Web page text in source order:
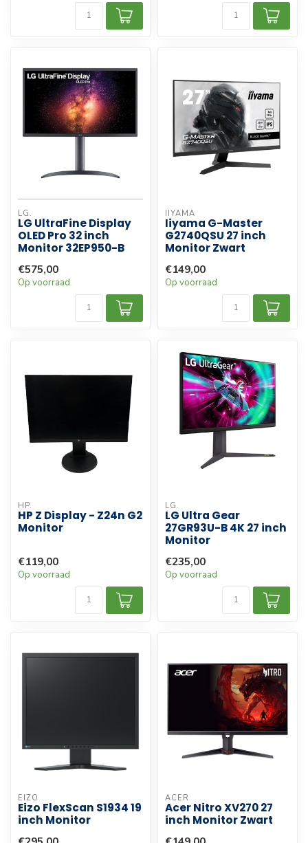
LG.
LG UltraFine Display
OLED Pro 32 inch
Monitor 32EP950-B
€575,00
Op voorraad
IIYAMA
Iiyama G-Master
G2740QSU 27 inch
Monitor Zwart
€149,00
Op voorraad
HP.
HP Z Display - Z24n G2
Monitor
€119,00
Op voorraad
LG.
LG Ultra Gear
27GR93U-B 4K 27 inch
Monitor
€235,00
Op voorraad
EIZO
Eizo FlexScan S1934 19
inch Monitor
ACER
Acer Nitro XV270 27
inch Monitor Zwart